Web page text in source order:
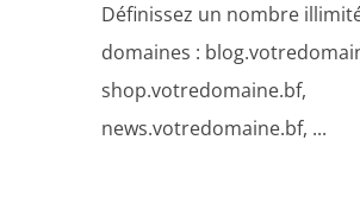
Définissez un nombre
domaines :
shop.votredomaine.bf,
news.votredomaine.bf, ...